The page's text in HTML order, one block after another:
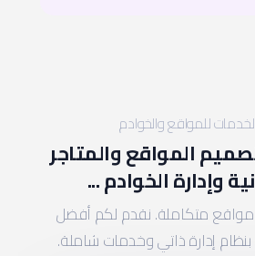
للمواقع والخوادم
المواقع والمتاجر
وإدارة الخوادم ...
متكاملة. نقدم لكم أفضل
بنظام إدارة ذاتي وخدمات شاملة.